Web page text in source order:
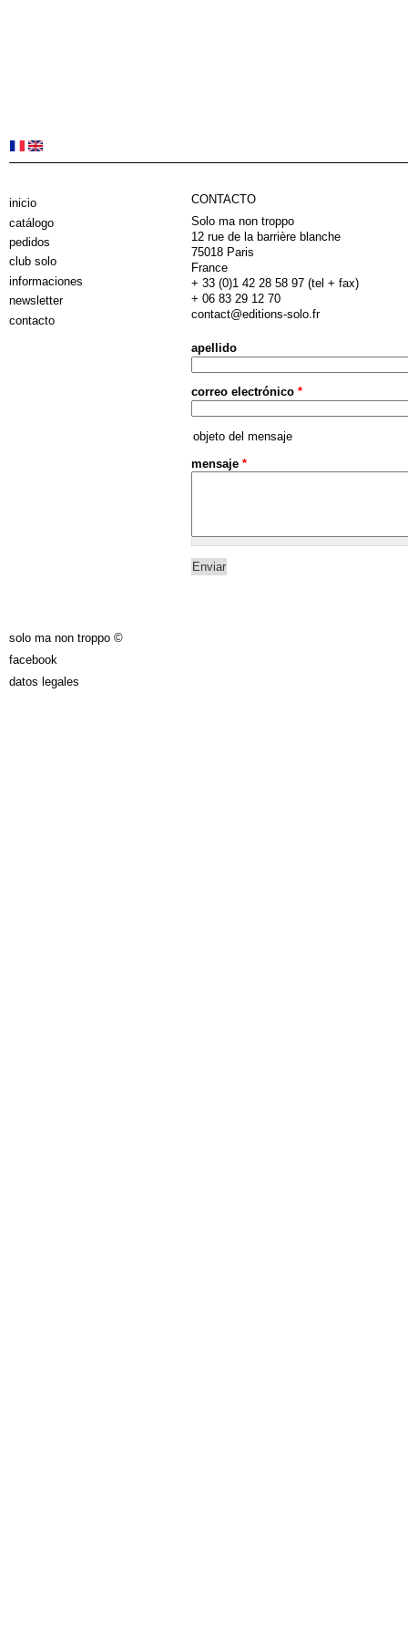
CONTACTO
Solo ma non troppo
12 rue de la barrière blanche
75018 Paris
France
+ 33 (0)1 42 28 58 97 (tel + fax)
+ 06 83 29 12 70
contact@editions-solo.fr
apellido
correo electrónico *
objeto del mensaje
mensaje *
inicio
catálogo
pedidos
club solo
informaciones
newsletter
contacto
solo ma non troppo ©
facebook
datos legales